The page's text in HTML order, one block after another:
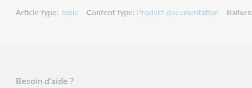
Article type Topic Content type Product documentation Balises
Besoin d'aide ?